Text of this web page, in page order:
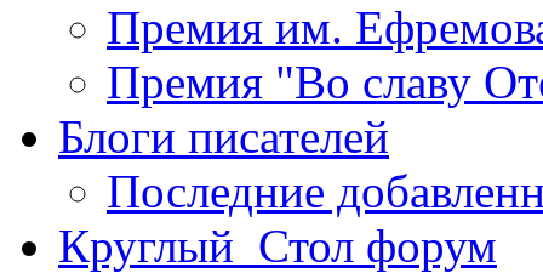
Премия им.
Премия "Во славу
Блоги писателей
Последние
Круглый_Стол форум